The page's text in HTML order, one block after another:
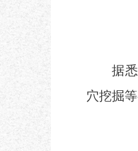
据悉，
穴挖掘